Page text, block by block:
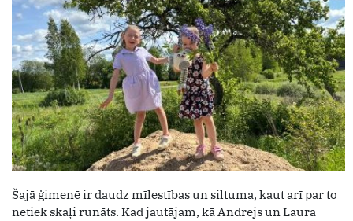
Šajā ģimenē ir daudz mīlestības un siltuma, kaut arī par to
netiek skaļi runāts. Kad jautājam, kā Andrejs un Laura